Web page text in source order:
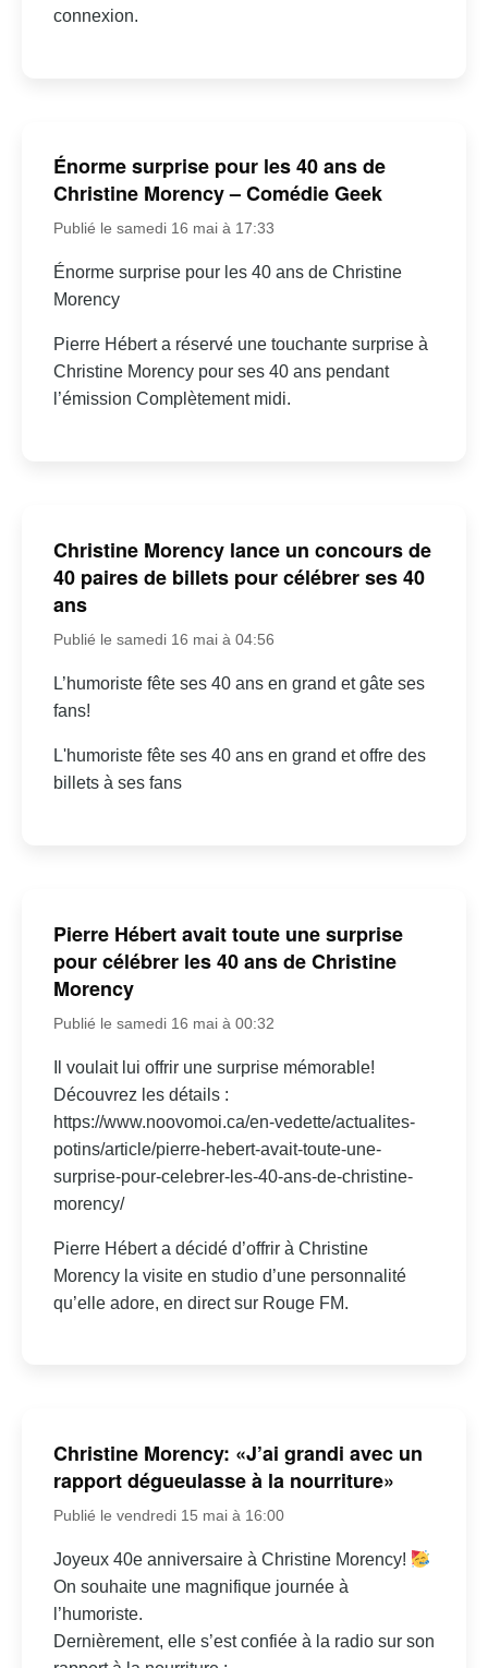
connexion.
Énorme surprise pour les 40 ans de
Christine Morency – Comédie Geek
Publié le samedi 16 mai à 17:33
Énorme surprise pour les 40 ans de Christine
Morency
Pierre Hébert a réservé une touchante surprise à
Christine Morency pour ses 40 ans pendant
l’émission Complètement midi.
Christine Morency lance un concours de
40 paires de billets pour célébrer ses 40
ans
Publié le samedi 16 mai à 04:56
L’humoriste fête ses 40 ans en grand et gâte ses
fans!
L'humoriste fête ses 40 ans en grand et offre des
billets à ses fans
Pierre Hébert avait toute une surprise
pour célébrer les 40 ans de Christine
Morency
Publié le samedi 16 mai à 00:32
Il voulait lui offrir une surprise mémorable!
Découvrez les détails :
https://www.noovomoi.ca/en-vedette/actualites-
potins/article/pierre-hebert-avait-toute-une-
surprise-pour-celebrer-les-40-ans-de-christine-
morency/
Pierre Hébert a décidé d’offrir à Christine
Morency la visite en studio d’une personnalité
qu’elle adore, en direct sur Rouge FM.
Christine Morency: «J’ai grandi avec un
rapport dégueulasse à la nourriture»
Publié le vendredi 15 mai à 16:00
Joyeux 40e anniversaire à Christine Morency!
On souhaite une magnifique journée à
l’humoriste.
Dernièrement, elle s’est confiée à la radio sur son